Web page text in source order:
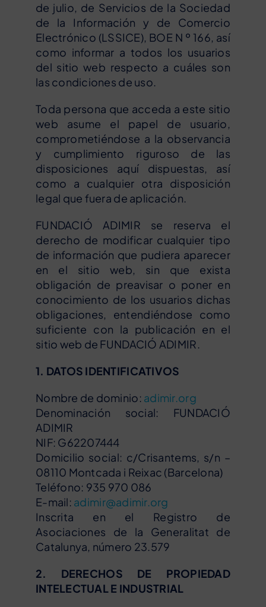
de julio, de Servicios de la Sociedad
de la Información y de Comercio
Electrónico (LSSICE), BOE N º 166, así
como informar a todos los usuarios
del sitio web respecto a cuáles son
las condiciones de uso.
Toda persona que acceda a este sitio
web asume el papel de usuario,
comprometiéndose a la observancia
y cumplimiento riguroso de las
disposiciones aquí dispuestas, así
como a cualquier otra disposición
legal que fuera de aplicación.
FUNDACIÓ ADIMIR se reserva el
derecho de modificar cualquier tipo
de información que pudiera aparecer
en el sitio web, sin que exista
obligación de preavisar o poner en
conocimiento de los usuarios dichas
obligaciones, entendiéndose como
suficiente con la publicación en el
sitio web de FUNDACIÓ ADIMIR.
1. DATOS IDENTIFICATIVOS
Nombre de dominio: adimir.org
Denominación social: FUNDACIÓ
ADIMIR
NIF: G62207444
Domicilio social: c/Crisantems, s/n –
08110 Montcada i Reixac (Barcelona)
Teléfono: 935 970 086
E-mail: adimir@adimir.org
Inscrita en el Registro de
Asociaciones de la Generalitat de
Catalunya, número 23.579
2. DERECHOS DE PROPIEDAD
INTELECTUAL E INDUSTRIAL